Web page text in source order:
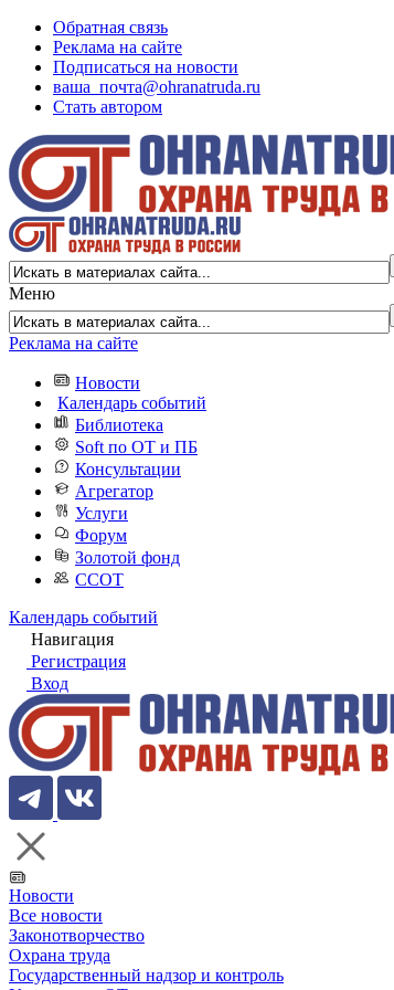
Обратная связь
Реклама на сайте
Подписаться на новости
ваша_почта@ohranatruda.ru
Стать автором
Меню
Реклама на сайте
Новости
Календарь событий
Библиотека
Soft по ОТ и ПБ
Консультации
Агрегатор
Услуги
Форум
Золотой фонд
ССОТ
Календарь событий
Навигация
Регистрация
Вход
Новости
Все новости
Законотворчество
Охрана труда
Государственный надзор и контроль